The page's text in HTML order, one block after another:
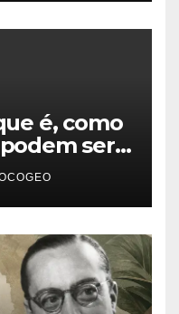
é, como
ser
fenômeno
Brasil e